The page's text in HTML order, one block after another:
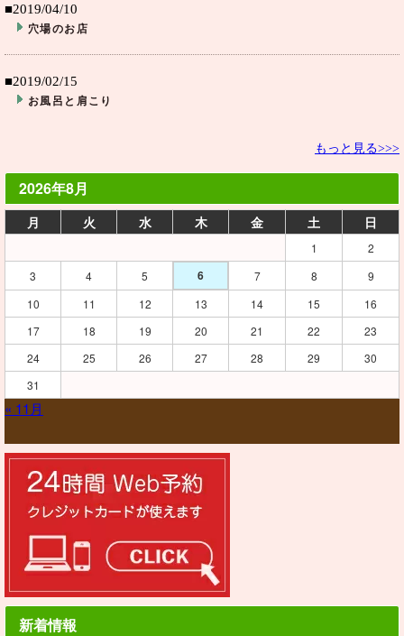
■2019/04/10
穴場のお店
■2019/02/15
お風呂と肩こり
もっと見る>>>
2026年8月
月 火 水 木 金 土 日
1
2
3
4 5 6 7 8
9
10
11 12 13 14 15
16
17
18 19 20 21 22
23
24
25 26 27 28 29
30
31
« 11月
新着情報